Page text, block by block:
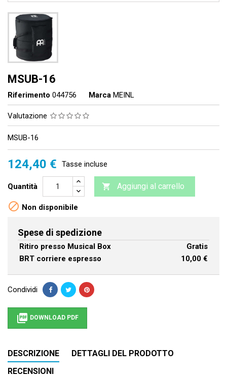
MSUB-16
Riferimento 044756 Marca MEINL
Valutazione
MSUB-16
124,40 € Tasse incluse
Quantità  Aggiungi al carrello
 Non disponibile
Spese di spedizione
Ritiro presso Musical Box
Gratis
BRT corriere espresso
10,00 €
Condividi
 DOWNLOAD PDF
DESCRIZIONE
DETTAGLI DEL PRODOTTO
RECENSIONI